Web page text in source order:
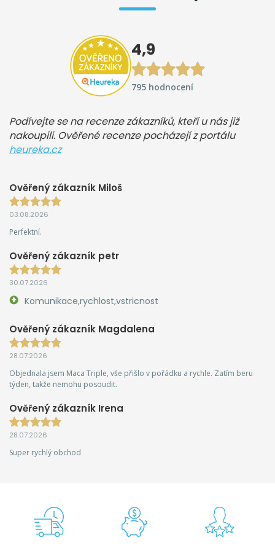
4,9
795 hodnocení
Podívejte se na recenze zákazníků, kteří u nás již
nakoupili. Ověřené recenze pocházejí z portálu
heureka.cz
Ověřený zákazník Miloš
03.08.2026
Perfektní.
Ověřený zákazník petr
30.07.2026
Komunikace,rychlost,vstricnost
Ověřený zákazník Magdalena
28.07.2026
Objednala jsem Maca Triple, vše přišlo v pořádku a rychle. Zatím beru
týden, takže nemohu posoudit.
Ověřený zákazník Irena
28.07.2026
Super rychlý obchod